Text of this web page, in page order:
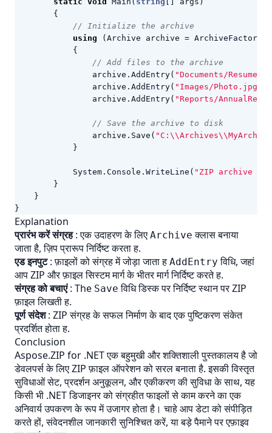
{
// Initialize the archive
using
( Archive archive = ArchiveFactory
{
// Add files to the archive
archive . AddEntry( "Documents/
archive . AddEntry( "Images/Photo.jpg"
archive . AddEntry( "Reports/
// Save the archive to disk
archive . Save (
}
System . Console . WriteLine ( "ZIP archive
}
}
}
Explanation
प्रारंभ करें संग्रह: एक उदाहरण के लिए Archive क्लास बनाया
जाता है, ज़िप प्रारूप निर्दिष्ट करता ह.
एड इनपुट: फ़ाइलों को संग्रह में जोड़ा जाता ह AddEntry विधि, जहां
आप ZIP और फ़ाइल सिस्टम मार्ग के भीतर मार्ग निर्दिष्ट करते ह.
संग्रह को बचाएं: The Save विधि डिस्क पर निर्दिष्ट स्थान पर ZIP
फ़ाइल लिखती ह.
पूर्ण संदेश: ZIP संग्रह के सफल निर्माण के बाद एक पुष्टिकरण संकेत
प्रदर्शित होता ह.
Conclusion
Aspose.ZIP for .NET एक बहुमुखी और शक्तिशाली पुस्तकालय है जो
डेवलपर्स के लिए ZIP फ़ाइल ऑपरेशन को सरल बनाता है. इसकी विस्तृत
सुविधाओं सेट, प्रदर्शन अनुकूलन, और एकीकरण की सुविधा के साथ, यह
किसी भी .NET डिजाइनर को संग्रहीत फाइलों से काम करने का एक
अनिवार्य उपकरण के रूप में उजागर होता है। चाहे आप डेटा को संपीड़ित
करते हों, संवेदनशील जानकारी सुनिश्चित करें, या बड़े पैमाने पर एफ़ाइव